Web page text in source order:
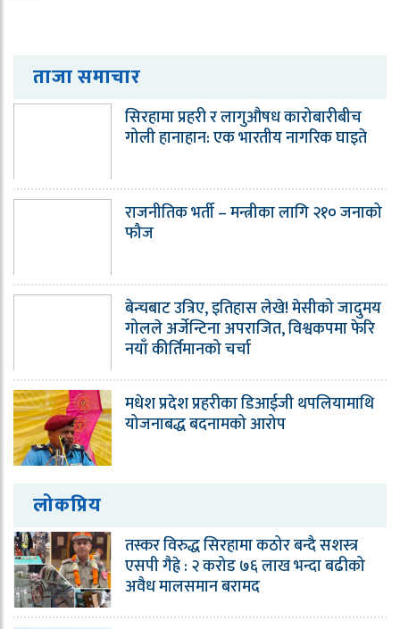
ताजा समाचार
सिरहामा प्रहरी र लागुऔषध कारोबारीबीच
गोली हानाहान: एक भारतीय नागरिक घाइते
राजनीतिक भर्ती – मन्त्रीका लागि २१० जनाको
फौज
बेन्चबाट उत्रिए, इतिहास लेखे! मेसीको जादुमय
गोलले अर्जेन्टिना अपराजित, विश्वकपमा फेरि
नयाँ कीर्तिमानको चर्चा
मधेश प्रदेश प्रहरीका डिआईजी थपलियामाथि
योजनाबद्ध बदनामको आरोप
लोकप्रिय
तस्कर विरुद्ध सिरहामा कठोर बन्दै सशस्त्र
एसपी गैह्रे : २ करोड ७६ लाख भन्दा बढीको
अवैध मालसमान बरामद